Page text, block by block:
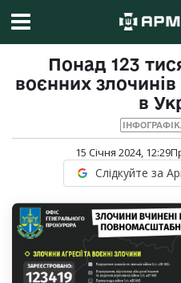
Понад 123
воєнних
в
15 Січня 2024, 12:29
Слідкуйте за